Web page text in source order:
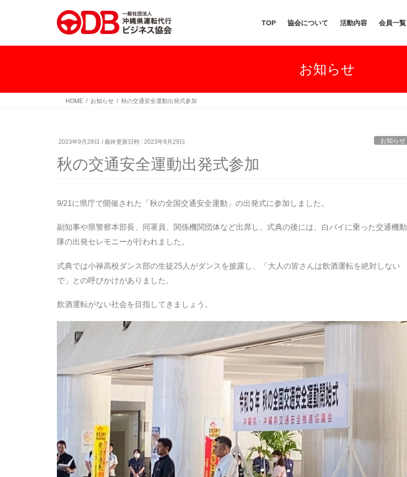
TOP 協会について 活動内容 会員一覧
お知らせ
HOME お知らせ 秋の交通安全運動出発式参加
2023年9月29日 / 最終更新日時 : 2023年9月29日 お知らせ
秋の交通安全運動出発式参加
9/21に県庁で開催された「秋の全国交通安全運動」の出発式に参加しました。
副知事や県警察本部長、同署員、関係機関団体など出席し、式典の後には、白バイに乗った交通機動
隊の出発セレモニーが行われました。
式典では小禄高校ダンス部の生徒25人がダンスを披露し、「大人の皆さんは飲酒運転を絶対しない
で」との呼びかけがありました。
飲酒運転がない社会を目指してきましょう。